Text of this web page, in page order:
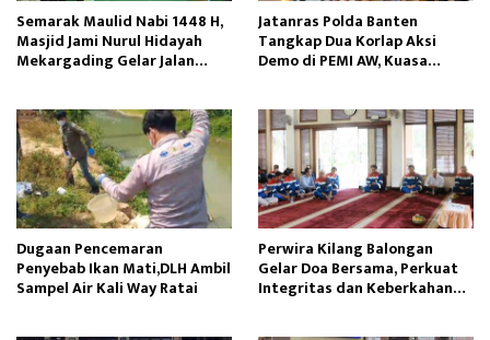
Semarak Maulid Nabi 1448 H,
Masjid Jami Nurul Hidayah
Mekargading Gelar Jalan
Jatanras Polda Banten
Tangkap Dua Korlap Aksi
Demo di PEMI AW, Kuasa
Dugaan Pencemaran
Penyebab Ikan Mati,DLH Ambil
Sampel Air Kali Way Ratai
Perwira Kilang Balongan
Gelar Doa Bersama, Perkuat
Integritas dan Keberkahan